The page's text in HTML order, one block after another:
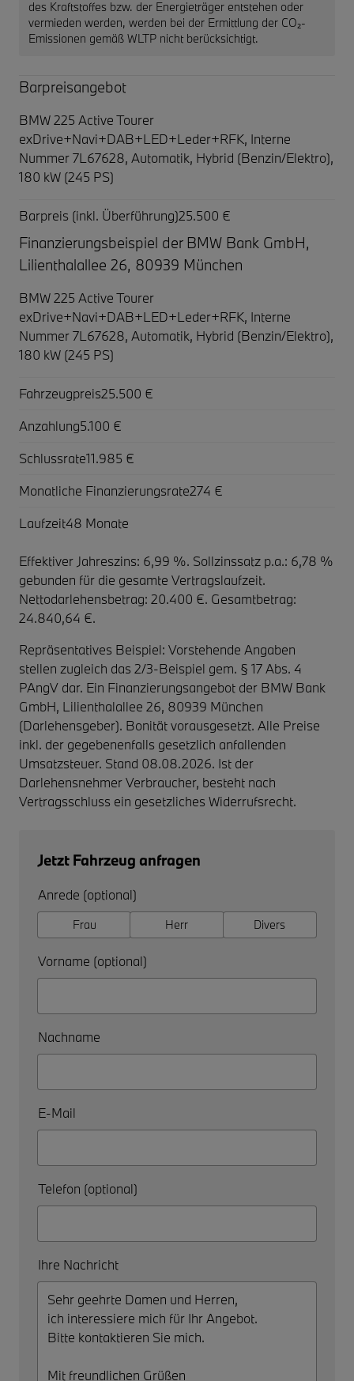
des Kraftstoffes bzw. der Energieträger entstehen oder
vermieden werden, werden bei der Ermittlung der CO₂-
Emissionen gemäß WLTP nicht berücksichtigt.
Barpreisangebot
BMW 225 Active Tourer
exDrive+Navi+DAB+LED+Leder+RFK, Interne
Nummer 7L67628, Automatik, Hybrid (Benzin/Elektro),
180 kW (245 PS)
Barpreis (inkl. Überführung)25.500 €
Finanzierungsbeispiel der BMW Bank GmbH,
Lilienthalallee 26, 80939 München
BMW 225 Active Tourer
exDrive+Navi+DAB+LED+Leder+RFK, Interne
Nummer 7L67628, Automatik, Hybrid (Benzin/Elektro),
180 kW (245 PS)
Fahrzeugpreis25.500 €
Anzahlung5.100 €
Schlussrate11.985 €
Monatliche Finanzierungsrate274 €
Laufzeit48 Monate
Effektiver Jahreszins: 6,99 %. Sollzinssatz p.a.: 6,78 %
gebunden für die gesamte Vertragslaufzeit.
Nettodarlehensbetrag: 20.400 €. Gesamtbetrag:
24.840,64 €.
Repräsentatives Beispiel: Vorstehende Angaben
stellen zugleich das 2/3-Beispiel gem. § 17 Abs. 4
PAngV dar. Ein Finanzierungsangebot der BMW Bank
GmbH, Lilienthalallee 26, 80939 München
(Darlehensgeber). Bonität vorausgesetzt. Alle Preise
inkl. der gegebenenfalls gesetzlich anfallenden
Umsatzsteuer. Stand 08.08.2026. Ist der
Darlehensnehmer Verbraucher, besteht nach
Vertragsschluss ein gesetzliches Widerrufsrecht.
Jetzt Fahrzeug anfragen
Anrede (optional)
Frau Herr Divers
Vorname (optional)
Nachname
E-Mail
Telefon (optional)
Ihre Nachricht